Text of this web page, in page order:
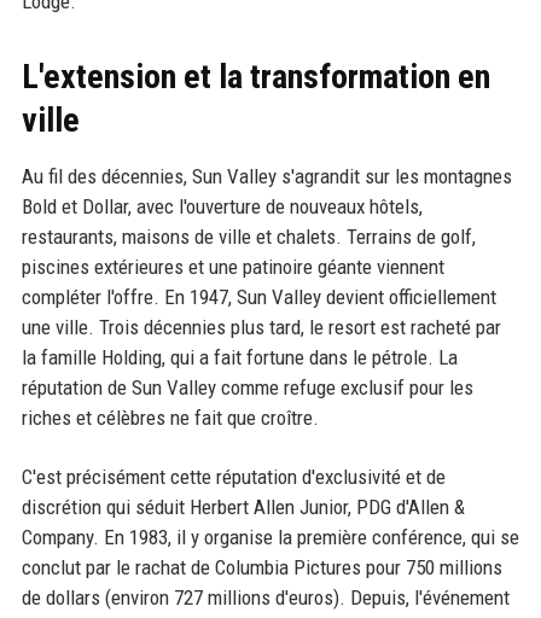
L'extension et la transformation en
ville
Au fil des décennies, Sun Valley s'agrandit sur les montagnes
Bold et Dollar, avec l'ouverture de nouveaux hôtels,
restaurants, maisons de ville et chalets. Terrains de golf,
piscines extérieures et une patinoire géante viennent
compléter l'offre. En 1947, Sun Valley devient officiellement
une ville. Trois décennies plus tard, le resort est racheté par
la famille Holding, qui a fait fortune dans le pétrole. La
réputation de Sun Valley comme refuge exclusif pour les
riches et célèbres ne fait que croître.
C'est précisément cette réputation d'exclusivité et de
discrétion qui séduit Herbert Allen Junior, PDG d'Allen &
Company. En 1983, il y organise la première conférence, qui se
conclut par le rachat de Columbia Pictures pour 750 millions
de dollars (environ 727 millions d'euros). Depuis, l'événement